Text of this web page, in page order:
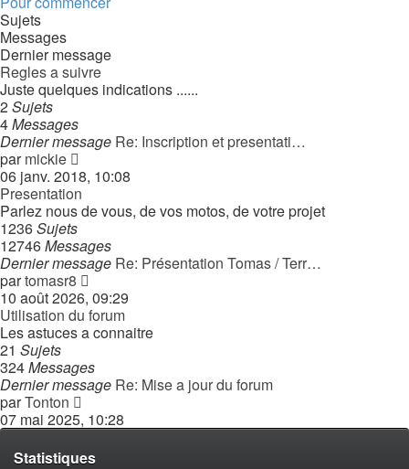
Sujets
Messages
Dernier message
Regles a suivre
Juste quelques indications ......
2Sujets
4Messages
Dernier message Re: Inscription et presentati…
parmickie
Consulter
le
dernier
message
06 janv. 2018, 10:08
Presentation
Parlez nous de vous, de vos motos, de votre projet
1236Sujets
12746Messages
Dernier message Re: Présentation Tomas / Terr…
partomasr8
Consulter
le
dernier
message
10 août 2026, 09:29
Utilisation du forum
Les astuces a connaitre
21 Sujets
324Messages
Dernier message Re: Mise a jour du forum
parTonton
Consulter
le
dernier
message
07 mai 2025, 10:28
Statistiques